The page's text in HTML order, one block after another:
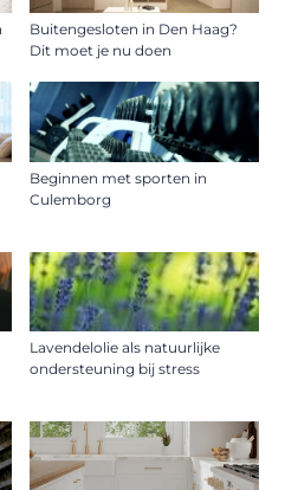
Buitengesloten in Den Haag?
Dit moet je nu doen
Beginnen met sporten in
Culemborg
Lavendelolie als natuurlijke
ondersteuning bij stress